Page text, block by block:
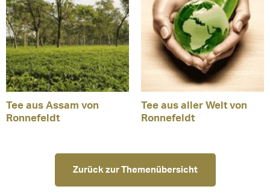
Tee aus Assam von
Ronnefeldt
Tee aus aller Welt von
Ronnefeldt
Zurück zur Themenübersicht